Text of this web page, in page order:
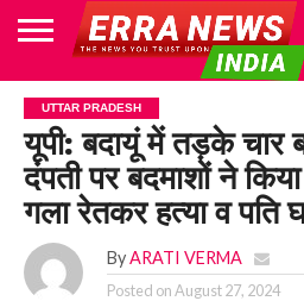
HOME
POLITICS
NEWS
BUSINESS
CULTURE
NATIONAL
SPORTS
LIFESTYLE
TRAVEL
OPINION
BREAKING
NEWS
ENTERTAINMENT
WORLD
CRIME
JOIN
US
UTTAR PRADESH
यूपी: बदायूं में तड़के चार
दंपती पर बदमाशों ने
गला रेतकर हत्या व पति
By ARATI VERMA
Posted onAugust 27, 2024